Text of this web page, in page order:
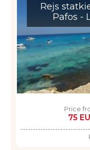
Rejs
Pafos -
Price
75